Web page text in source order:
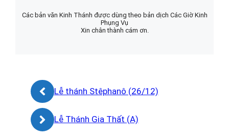
Các bản văn Kinh Thánh được dùng theo bản dịch Các Giờ Kinh
Phụng Vụ
Xin chân thành cám ơn.
Lễ thánh Stêphanô (26/12)
Lễ Thánh Gia Thất (A)